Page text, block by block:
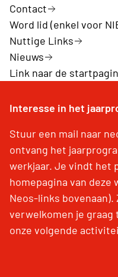
Contact
Word lid (enkel voor
Nuttige Links
Nieuws
Link naar de
Interesse in het
Stuur een mail naar
ontvang het
werkjaar. Je vindt het
homepagina van deze
Neos-links bovenaan).
verwelkomen je graag
onze volgende